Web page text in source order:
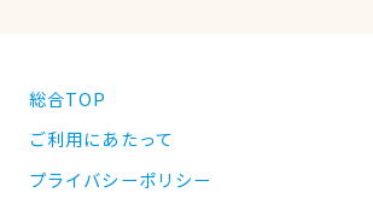
総合TOP
ご利用にあたって
プライバシーポリシー